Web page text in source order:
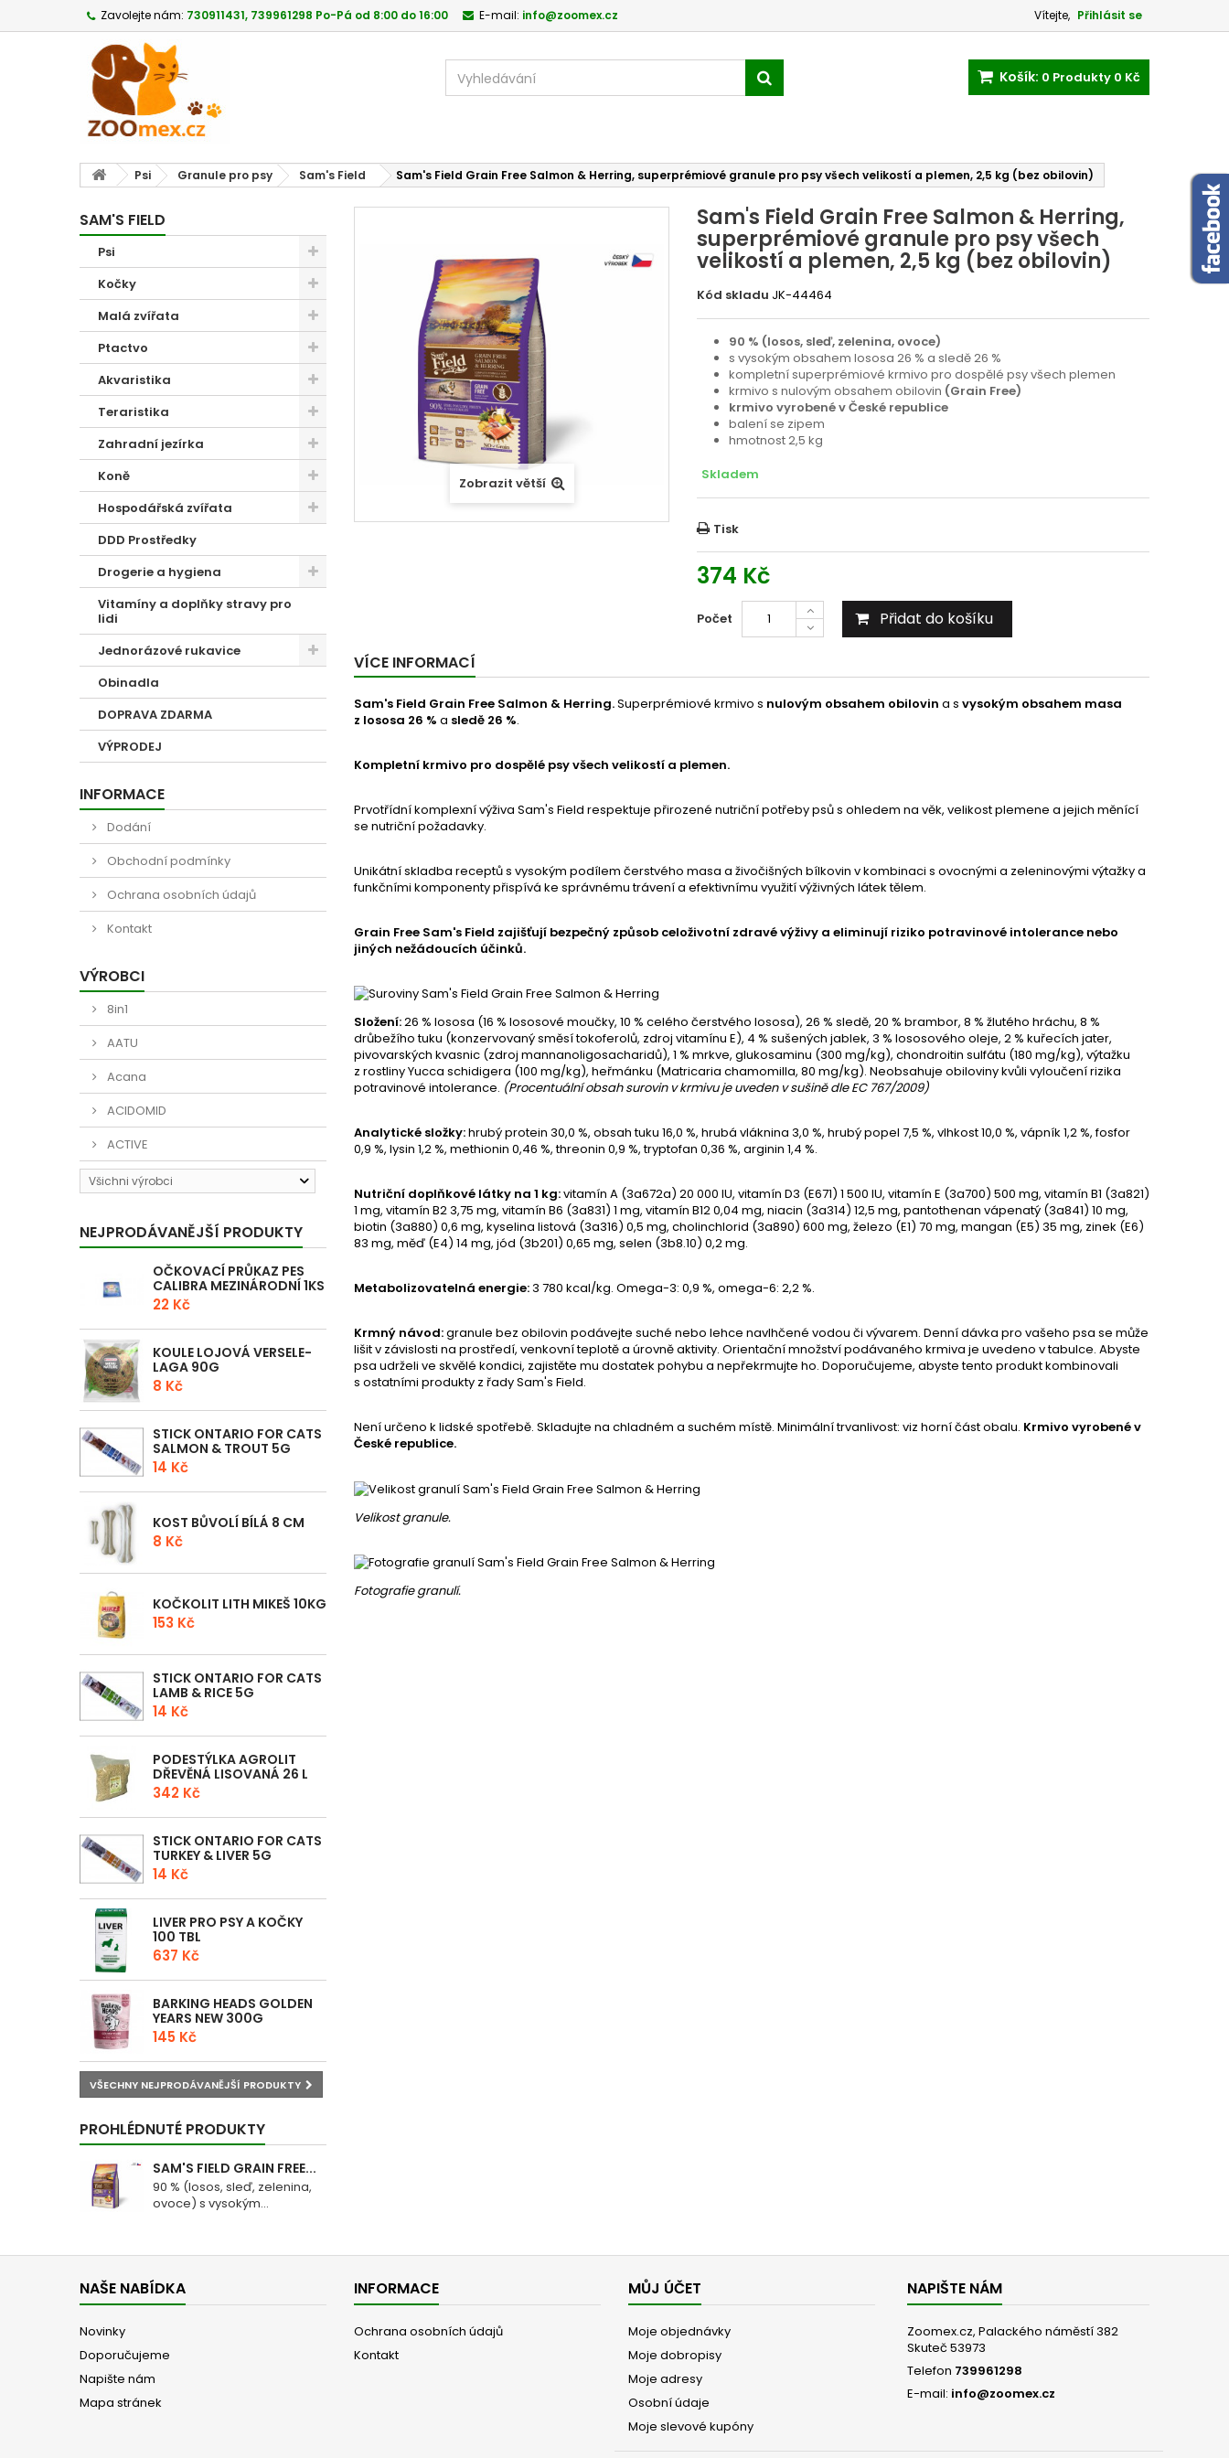
Vítejte, Přihlásit se
Zavolejte nám: 730911431, 739961298 Po-Pá od 8:00 do 16:00 E-mail: info@zoomex.cz
Košík: 0 Produkty 0 Kč
Psi Granule pro psy Sam's Field Sam's Field Grain Free Salmon & Herring, superprémiové granule pro psy všech velikostí a plemen, 2,5 kg (bez obilovin)
SAM'S FIELD
Psi
Kočky
Malá zvířata
Ptactvo
Akvaristika
Teraristika
Zahradní jezírka
Koně
Hospodářská zvířata
DDD Prostředky
Drogerie a hygiena
Vitamíny a doplňky stravy pro
lidi
Jednorázové rukavice
Obinadla
DOPRAVA ZDARMA
VÝPRODEJ
INFORMACE
Dodání
Obchodní podmínky
Ochrana osobních údajů
Kontakt
VÝROBCI
8in1
AATU
Acana
ACIDOMID
ACTIVE
Všichni výrobci
NEJPRODÁVANĚJŠÍ PRODUKTY
OČKOVACÍ PRŮKAZ PES
CALIBRA MEZINÁRODNÍ 1KS
22 Kč
KOULE LOJOVÁ VERSELE-
LAGA 90G
8 Kč
STICK ONTARIO FOR CATS
SALMON & TROUT 5G
14 Kč
KOST BŮVOLÍ BÍLÁ 8 CM
8 Kč
KOČKOLIT LITH MIKEŠ 10KG
153 Kč
STICK ONTARIO FOR CATS
LAMB & RICE 5G
14 Kč
PODESTÝLKA AGROLIT
DŘEVĚNÁ LISOVANÁ 26 L
342 Kč
STICK ONTARIO FOR CATS
TURKEY & LIVER 5G
14 Kč
LIVER PRO PSY A KOČKY
100 TBL
637 Kč
BARKING HEADS GOLDEN
YEARS NEW 300G
145 Kč
VŠECHNY NEJPRODÁVANĚJŠÍ PRODUKTY
PROHLÉDNUTÉ PRODUKTY
SAM'S FIELD GRAIN FREE...
90 % (losos, sleď, zelenina,
ovoce) s vysokým...
Zobrazit větší
Sam's Field Grain Free Salmon & Herring,
superprémiové granule pro psy všech
velikostí a plemen, 2,5 kg (bez obilovin)
Kód skladu JK-44464
90 % (losos, sleď, zelenina, ovoce)
s vysokým obsahem lososa 26 % a sledě 26 %
kompletní superprémiové krmivo pro dospělé psy všech plemen
krmivo s nulovým obsahem obilovin (Grain Free)
krmivo vyrobené v České republice
balení se zipem
hmotnost 2,5 kg
Skladem
Tisk
374 Kč
Počet Přidat do košíku
VÍCE INFORMACÍ
Sam's Field Grain Free Salmon & Herring.Superprémiové krmivo s nulovým obsahem obilovin a s vysokým obsahem masa
z lososa 26 % a sledě 26 %.
Kompletní krmivo pro dospělé psy všech velikostí a plemen.
Prvotřídní komplexní výživa Sam's Field respektuje přirozené nutriční potřeby psů s ohledem na věk, velikost plemene a jejich měnící
se nutriční požadavky.
Unikátní skladba receptů s vysokým podílem čerstvého masa a živočišných bílkovin v kombinaci s ovocnými a zeleninovými výtažky a
funkčními komponenty přispívá ke správnému trávení a efektivnímu využití výživných látek tělem.
Grain Free Sam's Field zajišťují bezpečný způsob celoživotní zdravé výživy a eliminují riziko potravinové intolerance nebo
jiných nežádoucích účinků.
Složení:26 % lososa (16 % lososové moučky, 10 % celého čerstvého lososa), 26 % sledě, 20 % brambor, 8 % žlutého hráchu, 8 %
drůbežího tuku (konzervovaný směsí tokoferolů, zdroj vitamínu E), 4 % sušených jablek, 3 % lososového oleje, 2 % kuřecích jater,
pivovarských kvasnic (zdroj mannanoligosacharidů), 1 % mrkve, glukosaminu (300 mg/kg), chondroitin sulfátu (180 mg/kg), výtažku
z rostliny Yucca schidigera (100 mg/kg), heřmánku (Matricaria chamomilla, 80 mg/kg). Neobsahuje obiloviny kvůli vyloučení rizika
potravinové intolerance. (Procentuální obsah surovin v krmivu je uveden v sušině dle EC 767/2009)
Analytické složky:hrubý protein 30,0 %, obsah tuku 16,0 %, hrubá vláknina 3,0 %, hrubý popel 7,5 %, vlhkost 10,0 %, vápník 1,2 %, fosfor
0,9 %, lysin 1,2 %, methionin 0,46 %, threonin 0,9 %, tryptofan 0,36 %, arginin 1,4 %.
Nutriční doplňkové látky na 1 kg:vitamín A (3a672a) 20 000 IU, vitamín D3 (E671) 1 500 IU, vitamín E (3a700) 500 mg, vitamín B1 (3a821)
1 mg, vitamín B2 3,75 mg, vitamín B6 (3a831) 1 mg, vitamín B12 0,04 mg, niacin (3a314) 12,5 mg, pantothenan vápenatý (3a841) 10 mg,
biotin (3a880) 0,6 mg, kyselina listová (3a316) 0,5 mg, cholinchlorid (3a890) 600 mg, železo (E1) 70 mg, mangan (E5) 35 mg, zinek (E6)
83 mg, měď (E4) 14 mg, jód (3b201) 0,65 mg, selen (3b8.10) 0,2 mg.
Metabolizovatelná energie:3 780 kcal/kg. Omega-3: 0,9 %, omega-6: 2,2 %.
Krmný návod:granule bez obilovin podávejte suché nebo lehce navlhčené vodou či vývarem. Denní dávka pro vašeho psa se může
lišit v závislosti na prostředí, venkovní teplotě a úrovně aktivity. Orientační množství podávaného krmiva je uvedeno v tabulce. Abyste
psa udrželi ve skvělé kondici, zajistěte mu dostatek pohybu a nepřekrmujte ho. Doporučujeme, abyste tento produkt kombinovali
s ostatními produkty z řady Sam's Field.
Není určeno k lidské spotřebě. Skladujte na chladném a suchém místě. Minimální trvanlivost: viz horní část obalu. Krmivo vyrobené v
České republice.
Velikost granule.
Fotografie granulí.
NAŠE NABÍDKA
Novinky
Doporučujeme
Napište nám
Mapa stránek
INFORMACE
Ochrana osobních údajů
Kontakt
MŮJ ÚČET
Moje objednávky
Moje dobropisy
Moje adresy
Osobní údaje
Moje slevové kupóny
NAPIŠTE NÁM
Zoomex.cz, Palackého náměstí 382
Skuteč 53973
Telefon 739961298
E-mail: info@zoomex.cz